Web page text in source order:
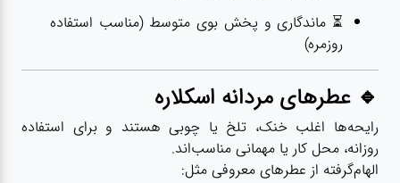
⏳ ماندگاری و پخش بوی متوسط (مناسب استفاده
روزمره)
🔹 عطرهای مردانه اسکلاره
رایحه‌ها اغلب خنک، تلخ یا چوبی هستند و برای استفاده
روزانه، محل کار یا مهمانی مناسب‌اند.
الهام‌گرفته از عطرهای معروفی مثل: